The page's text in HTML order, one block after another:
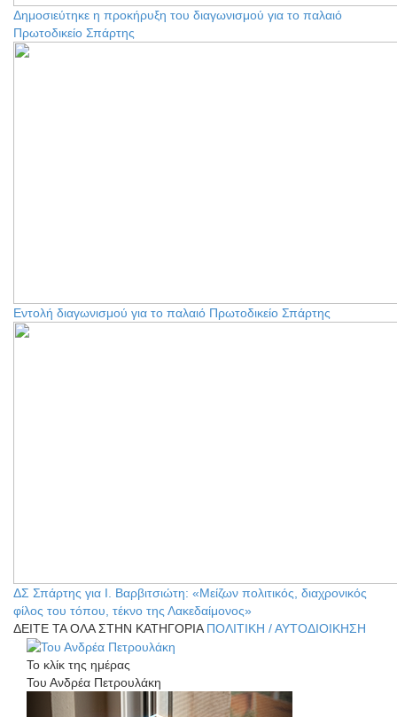
Δημοσιεύτηκε η προκήρυξη του διαγωνισμού για το παλαιό
Πρωτοδικείο Σπάρτης
Εντολή διαγωνισμού για το παλαιό Πρωτοδικείο Σπάρτης
ΔΣ Σπάρτης για Ι. Βαρβιτσιώτη: «Μείζων πολιτικός, διαχρονικός
φίλος του τόπου, τέκνο της Λακεδαίμονος»
ΔΕΙΤΕ ΤΑ ΟΛΑ ΣΤΗΝ ΚΑΤΗΓΟΡΙΑ ΠΟΛΙΤΙΚΗ / ΑΥΤΟΔΙΟΙΚΗΣΗ
Το κλίκ της ημέρας
Του Ανδρέα Πετρουλάκη